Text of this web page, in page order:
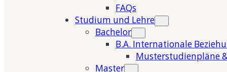
FAQs
Studium und Lehre
Bachelor
B.A. Internationale
Musterstudienpläne &
Master